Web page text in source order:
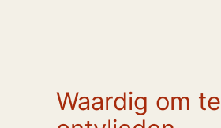
Waardig om te